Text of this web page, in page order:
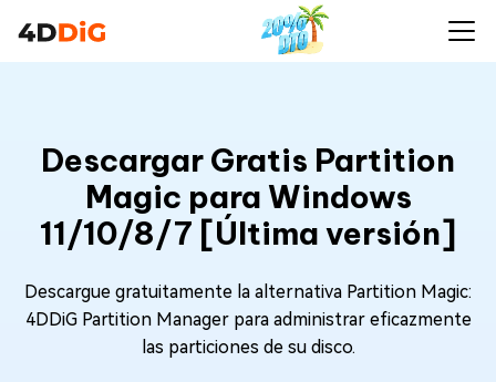
Descargar Gratis Partition
Magic para Windows
11/10/8/7 [Última versión]
Descargue gratuitamente la alternativa Partition Magic:
4DDiG Partition Manager para administrar eficazmente
las particiones de su disco.